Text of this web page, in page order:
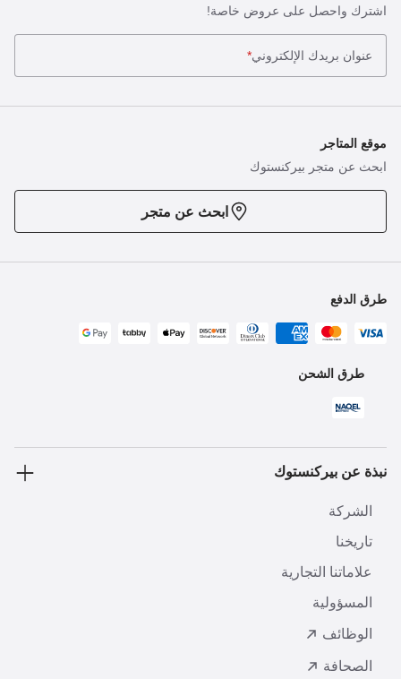
اشترك واحصل على عروض خاصة!
عنوان بريدك الإلكتروني*
موقع المتاجر
ابحث عن متجر بيركنستوك
ابحث عن متجر
طرق الدفع
طرق الشحن
نبذة عن بيركنستوك
الشركة
تاريخنا
علاماتنا التجارية
المسؤولية
الوظائف
الصحافة